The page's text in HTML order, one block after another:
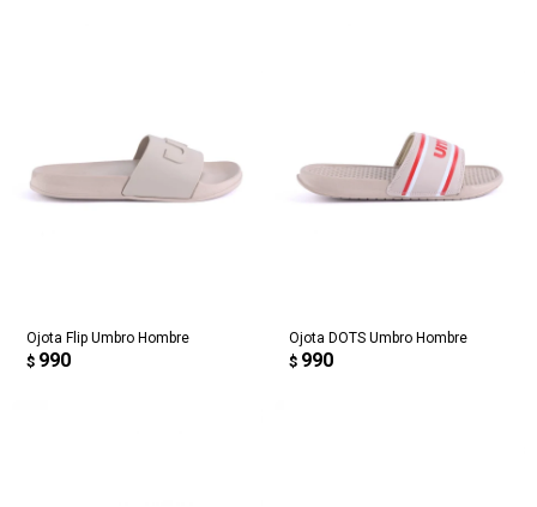
Ojota Flip Umbro Hombre
$ 990
Ojota DOTS Umbro Hombre
$ 990